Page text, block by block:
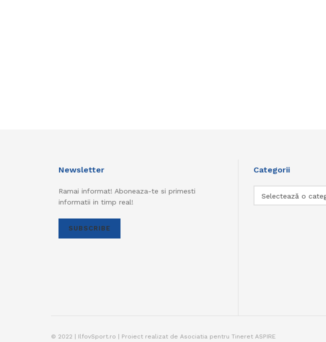
Newsletter
Ramai informat! Aboneaza-te si primesti
informatii in timp real!
SUBSCRIBE
Categorii
Selectează o
© 2022 | IlfovSport.ro | Proiect realizat de Asociatia pentru Tineret ASPIRE